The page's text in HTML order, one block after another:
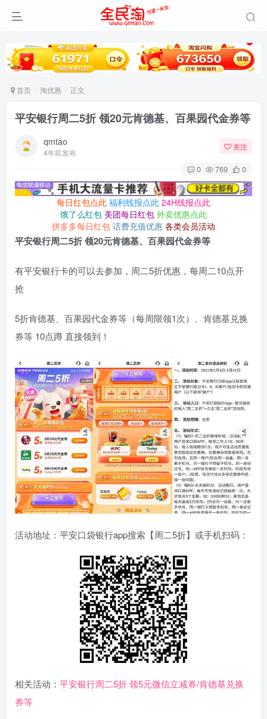
首页 淘优惠 正文
平安银行周二5折 领20元肯德基、百果园代金券等
qmtao
4年前发布
关注
0 769 0
每日红包点此 福利线报点此 24H线报点此
饿了么红包 美团每日红包 外卖优惠点此
拼多多每日红包 话费充值优惠 各类会员活动
平安银行周二5折 领20元肯德基、百果园代金券等
有平安银行卡的可以去参加，周二5折优惠，每周二10点开
抢
5折肯德基、百果园代金券等（每周限领1次）、肯德基兑换
券等 10点蹲 直接领到！
活动地址：平安口袋银行app搜索【周二5折】或手机扫码：
相关活动： 平安银行周二5折 领5元微信立减券/肯德基兑换
券等